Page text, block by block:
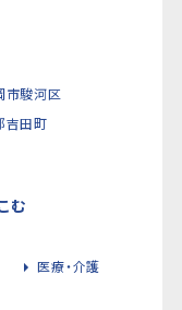
市駿河区
吉田町
む
医療・介護